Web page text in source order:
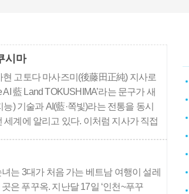
시마
고토다 마사즈미(後藤田正純) 지사로
藍 Land TOKUSHIMA’라는 문구가 새
) 기술과 AI(藍·쪽빛)라는 전통을 동시
세계에 알리고 있다. 이처럼 지사가 직접
는 3대가 처음 가는 베트남 여행이 설레
은 푸꾸옥. 지난달 17일 ‘인천~푸꾸